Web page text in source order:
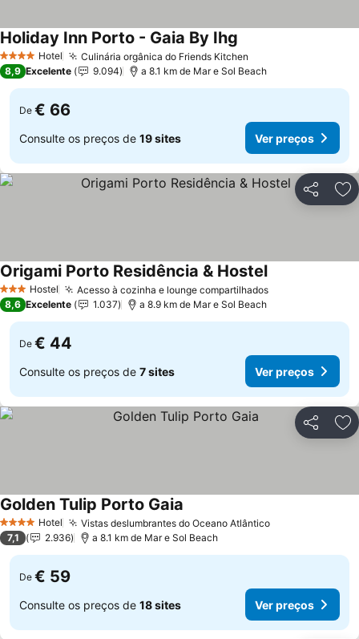
4 EstrelasHotel Culinária orgânica do Friends Kitchen
Holiday Inn Porto - Gaia By Ihg
8,9 Excelente 9.094 a 8.1 km de Mar e Sol Beach
De € 66
Consulte os preços de 19 sites Ver preços
Partilhar
3 EstrelasHostel Acesso à cozinha e lounge compartilhadosVer preços
Origami Porto Residência & HostelVer preços
8,6 Excelente 1.037 a 8.9 km de Mar e Sol Beach
De € 44
Consulte os preços de 7 sites Ver preços
Partilhar
4 EstrelasHotel Vistas deslumbrantes do Oceano AtlânticoVer preços
Golden Tulip Porto Gaia
7,1 2.936 a 8.1 km de Mar e Sol Beach
De € 59
Consulte os preços de 18 sites Ver preços